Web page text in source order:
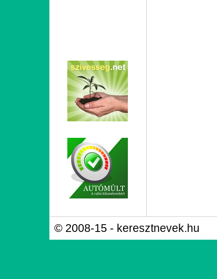
© 2008-15 - keresztnevek.hu